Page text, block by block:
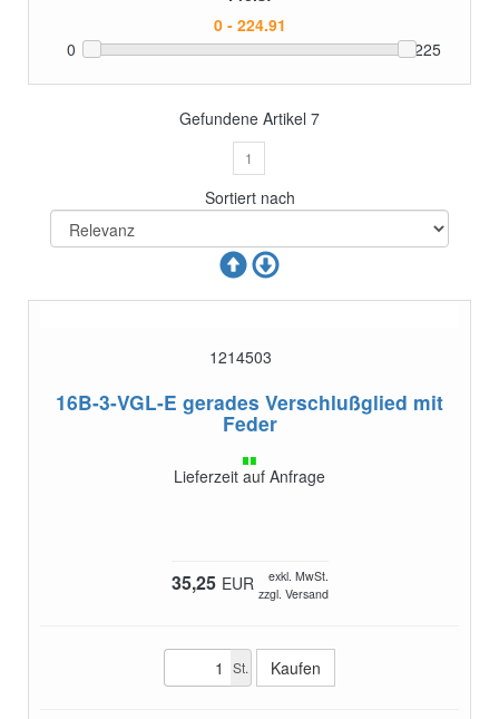
0 225
Gefundene Artikel 7
1
Sortiert nach
1214503
16B-3-VGL-E gerades Verschlußglied mit
Feder
Lieferzeit auf Anfrage
35,25 EUR
exkl. MwSt.
zzgl. Versand
St.